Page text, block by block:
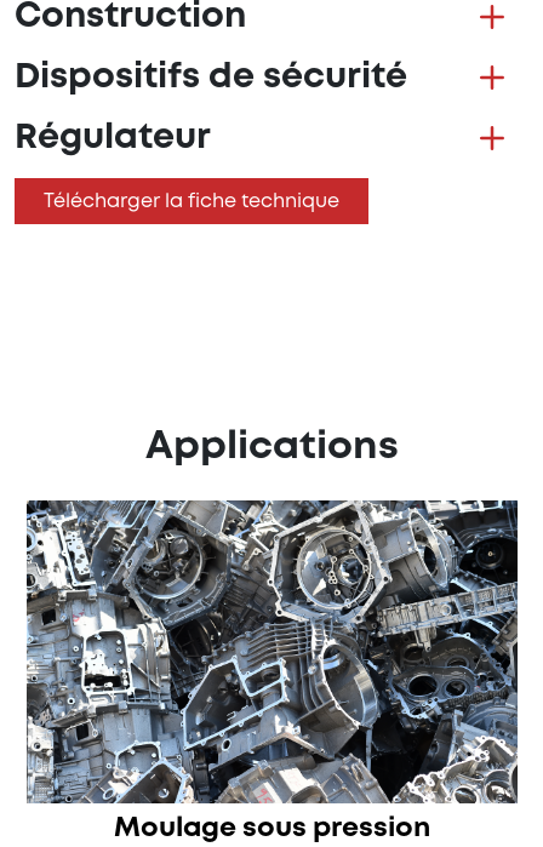
Construction
Dispositifs de sécurité
Régulateur
Télécharger la fiche technique
Applications
Moulage sous pression